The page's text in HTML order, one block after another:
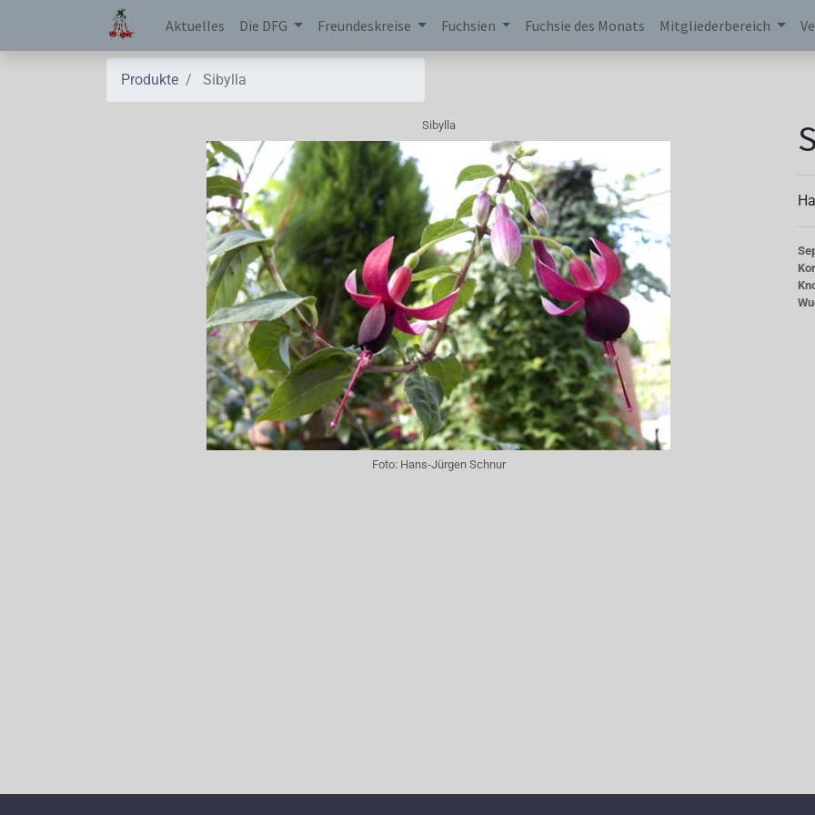
Aktuelles Die DFG Freundeskreise Fuchsien Fuchsie des Monats Mitgliederbereich
Produkte Sibylla
Sibylla
Foto: Hans-Jürgen Schnur